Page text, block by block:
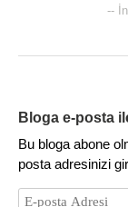
--
Bloga e-posta
Bu bloga abone
posta adresinizi